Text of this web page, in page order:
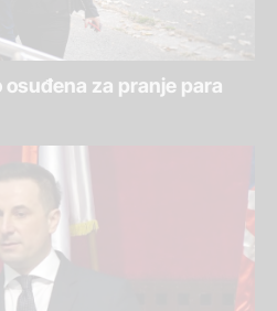
osuđena za pranje para